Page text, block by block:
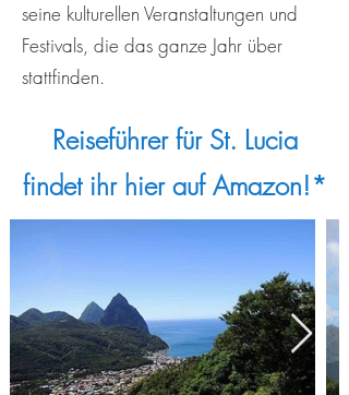
seine kulturellen Veranstaltungen und
Festivals, die das ganze Jahr über
stattfinden.
Reiseführer für St. Lucia
findet ihr hier auf Amazon!*